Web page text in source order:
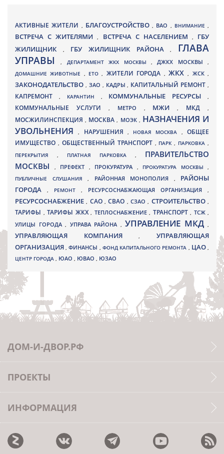
АКТИВНЫЕ ЖИТЕЛИ , БЛАГОУСТРОЙСТВО , ВАО , ВНИМАНИЕ ,
ВСТРЕЧА С ЖИТЕЛЯМИ, ВСТРЕЧА С НАСЕЛЕНИЕМ , ГБУ
ЖИЛИЩНИК
, ГБУ ЖИЛИЩНИК РАЙОНА, ГЛАВА
УПРАВЫ, ДЕПАРТАМЕНТ ЖКХ МОСКВЫ ,ДЖКХ МОСКВЫ ,
ДОМАШНИЕ ЖИВОТНЫЕ , ЕТО, ЖИТЕЛИ ГОРОДА , ЖКХ, ЖСК,
ЗАКОНОДАТЕЛЬСТВО , ЗАО , КАДРЫ, КАПИТАЛЬНЫЙ РЕМОНТ ,
КАПРЕМОНТ , КАРАНТИН , КОММУНАЛЬНЫЕ РЕСУРСЫ,
КОММУНАЛЬНЫЕ УСЛУГИ , МЕТРО , МЖИ, МКД ,
МОСЖИЛИНСПЕКЦИЯ, МОСКВА , МОЭК , НАЗНАЧЕНИЯ И
УВОЛЬНЕНИЯ, НАРУШЕНИЯ , НОВАЯ МОСКВА ,ОБЩЕЕ
ИМУЩЕСТВО , ОБЩЕСТВЕННЫЙ ТРАНСПОРТ , ПАРК, ПАРКОВКА ,
ПЕРЕКРЫТИЯ , ПЛАТНАЯ ПАРКОВКА , ПРАВИТЕЛЬСТВО
МОСКВЫ
, ПРЕФЕКТ , ПРОКУРАТУРА , ПРОКУРАТУРА МОСКВЫ ,
ПУБЛИЧНЫЕ СЛУШАНИЯ , РАЙОННАЯ МОНОПОЛИЯ , РАЙОНЫ
ГОРОДА
, РЕМОНТ , РЕСУРСОСНАБЖАЮЩАЯ ОРГАНИЗАЦИЯ ,
РЕСУРСОСНАБЖЕНИЕ, САО,СВАО ,СЗАО, СТРОИТЕЛЬСТВО,
ТАРИФЫ , ТАРИФЫ ЖКХ , ТЕПЛОСНАБЖЕНИЕ , ТРАНСПОРТ , ТСЖ ,
УЛИЦЫ ГОРОДА , УПРАВА РАЙОНА , УПРАВЛЕНИЕ МКД ,
УПРАВЛЯЮЩАЯ КОМПАНИЯ,УПРАВЛЯЮЩАЯ
ОРГАНИЗАЦИЯ,ФИНАНСЫ , ФОНД КАПИТАЛЬНОГО РЕМОНТА , ЦАО,
ЦЕНТР ГОРОДА , ЮАО , ЮВАО , ЮЗАО
ДОМ-И-ДВОР.РФ
ПРОЕКТЫ
ИНФОРМАЦИЯ